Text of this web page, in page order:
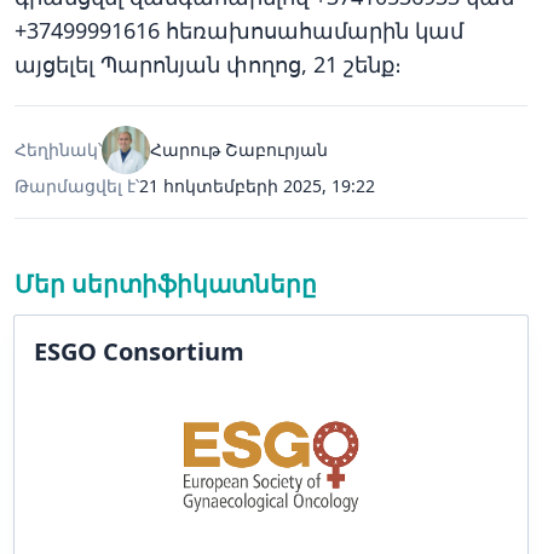
+37499991616 հեռախոսահամարին կամ
այցելել Պարոնյան փողոց, 21 շենք։
Հեղինակ՝
Հարութ Շաբուրյան
Թարմացվել է՝21 հոկտեմբերի 2025, 19:22
Մեր սերտիֆիկատները
ESGO Consortium